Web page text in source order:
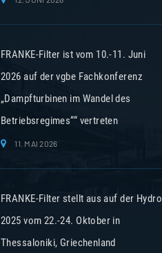
FRANKE-Filter ist vom 10.-11. Juni
2026 auf der vgbe Fachkonferenz
„Dampfturbinen im Wandel des
Betriebsregimes““ vertreten
11. MAI 2026
FRANKE-Filter stellt aus auf der Hydro
2025 vom 22.-24. Oktober in
Thessaloniki, Griechenland